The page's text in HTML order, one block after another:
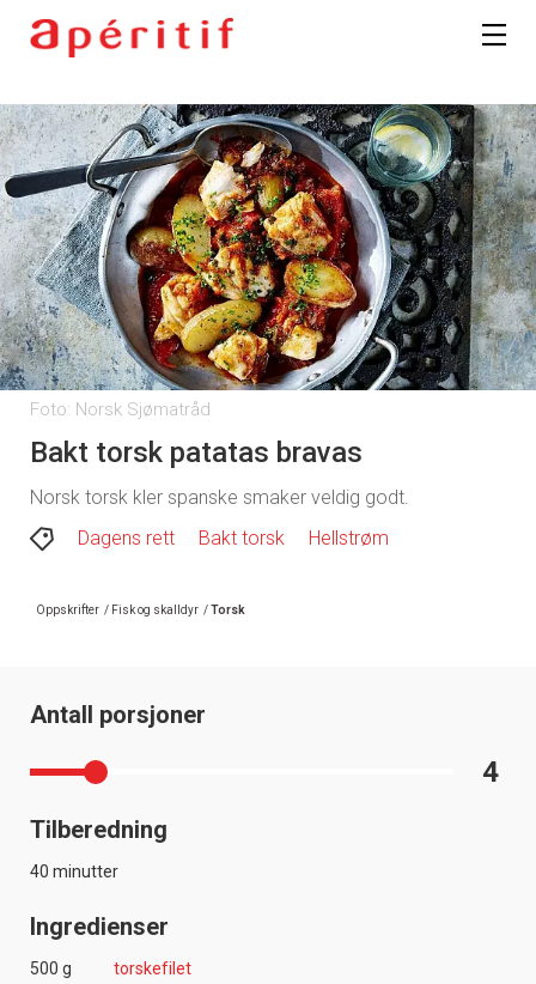
Foto: Norsk Sjømatråd
Bakt torsk patatas bravas
Norsk torsk kler spanske smaker veldig godt.
Dagens rett
Bakt torsk Hellstrøm
Oppskrifter / Fisk og skalldyr /Torsk
Antall porsjoner
4
Tilberedning
40 minutter
Ingredienser
500 g
torskefilet